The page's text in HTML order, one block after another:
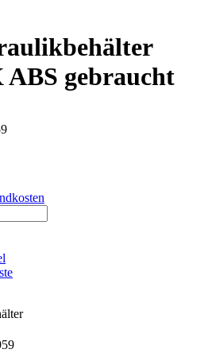
gebraucht